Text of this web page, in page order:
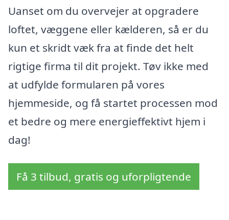
Uanset om du overvejer at opgradere
loftet, væggene eller kælderen, så er du
kun et skridt væk fra at finde det helt
rigtige firma til dit projekt. Tøv ikke med
at udfylde formularen på vores
hjemmeside, og få startet processen mod
et bedre og mere energieffektivt hjem i
dag!
Få 3 tilbud, gratis og uforpligtende